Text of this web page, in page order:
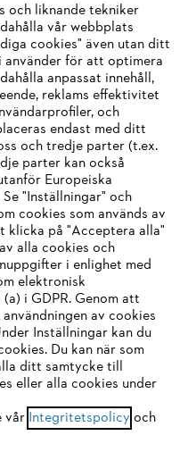
NICHT
nicht unterstützen. Für
empfehlen wir Ihnen, zu
och liknande tekniker
vår webbplats
cookies" även utan ditt
använder för att optimera
anpassat innehåll,
reklams effektivitet
och
endast med ditt
och tredje parter (t.ex.
parter kan också
Europeiska
"Inställningar" och
cookies som används av
klicka på "Acceptera alla"
alla cookies och
i enlighet med
elektronisk
i GDPR. Genom att
av cookies
Inställningar kan du
Du kan när som
ditt samtycke till
eller alla cookies under
vår Integritetspolicy och